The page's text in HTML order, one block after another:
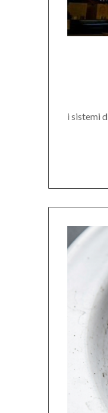
i sistemi